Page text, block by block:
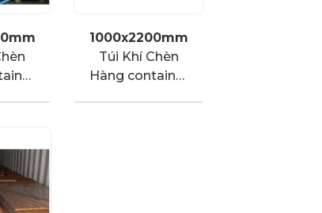
1000x2200mm
Túi Khí Chèn
Hàng container